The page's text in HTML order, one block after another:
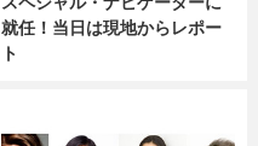
就任！当日は現地からレポー
ト